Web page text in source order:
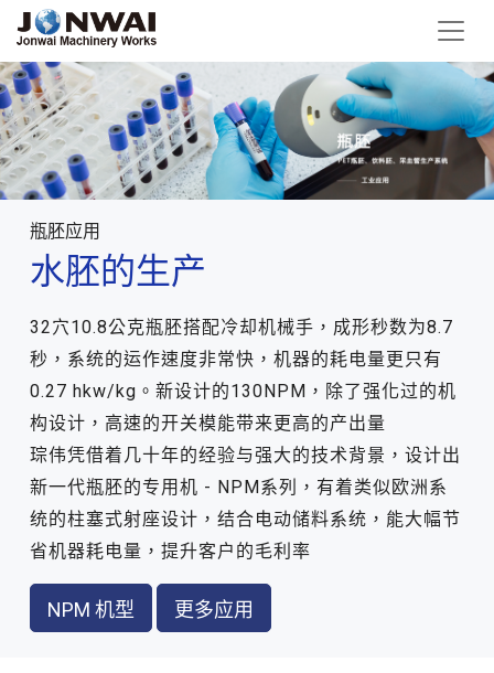
瓶胚应用
水胚的生产
32穴10.8公克瓶胚搭配冷却机械手，成形秒数为8.7
秒，系统的运作速度非常快，机器的耗电量更只有
0.27 hkw/kg。新设计的130NPM，除了强化过的机
构设计，高速的开关模能带来更高的产出量
琮伟凭借着几十年的经验与强大的技术背景，设计出
新一代瓶胚的专用机 - NPM系列，有着类似欧洲系
统的柱塞式射座设计，结合电动储料系统，能大幅节
省机器耗电量，提升客户的毛利率
NPM 机型 更多应用